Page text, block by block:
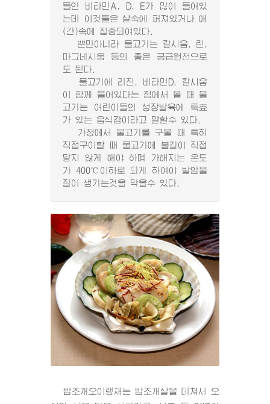
들인 비타민A, D, E가 많이 들어있
는데 이것들은 살속에 퍼져있거나 애
(간)속에 집중되여있다.
뿐만아니라 물고기는 칼시움, 린,
마그네시움 등의 좋은 공급원천으로
도 된다.
물고기에 리진, 비타민D, 칼시움
이 함께 들어있다는 점에서 볼 때 물
고기는 어린이들의 성장발육에 특효
가 있는 음식감이라고 말할수 있다.
가정에서 물고기를 구울 때 특히
직접구이할 때 물고기에 불길이 직접
닿지 않게 해야 하며 가해지는 온도
가 400℃이하로 되게 하여야 발암물
질이 생기는것을 막을수 있다.
밥조개오이랭채는 밥조개살을 데쳐서 오